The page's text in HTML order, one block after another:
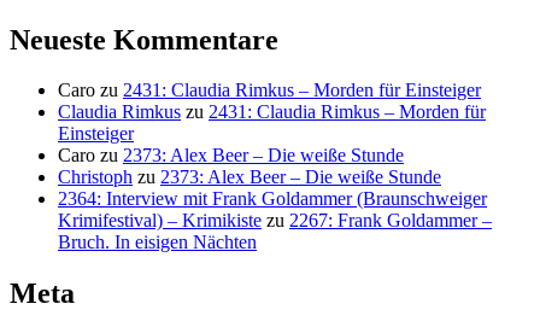
Neueste Kommentare
Caro zu 2431: Claudia Rimkus – Morden für Einsteiger
Claudia Rimkus zu 2431: Claudia Rimkus – Morden für
Einsteiger
Caro zu 2373: Alex Beer – Die weiße Stunde
Christoph zu 2373: Alex Beer – Die weiße Stunde
2364: Interview mit Frank Goldammer (Braunschweiger
Krimifestival) – Krimikiste zu 2267: Frank Goldammer –
Bruch. In eisigen Nächten
Meta